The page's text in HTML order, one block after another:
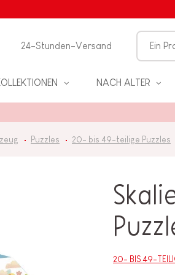
24-Stunden-Versand
NACH ALTER
Puzzles 20- bis 49-teilige Puzzles
20- BIS 49-